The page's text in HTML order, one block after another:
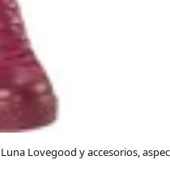
Lovegood y accesorios,